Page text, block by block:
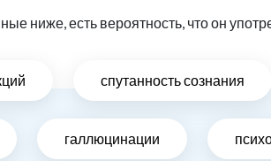
ниже, есть вероятность, что он
спутанность сознания
галлюцинации